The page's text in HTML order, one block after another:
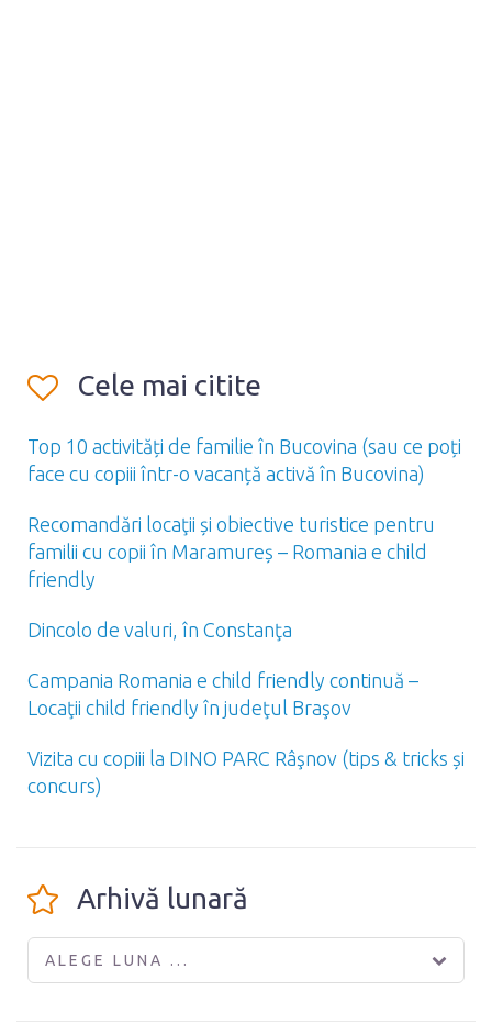
Cele mai citite
Top 10 activități de familie în Bucovina (sau ce poți
face cu copiii într-o vacanță activă în Bucovina)
Recomandări locaţii și obiective turistice pentru
familii cu copii în Maramureș – Romania e child
friendly
Dincolo de valuri, în Constanţa
Campania Romania e child friendly continuă –
Locaţii child friendly în judeţul Braşov
Vizita cu copiii la DINO PARC Râşnov (tips & tricks și
concurs)
Arhivă lunară
ALEGE LUNA ...